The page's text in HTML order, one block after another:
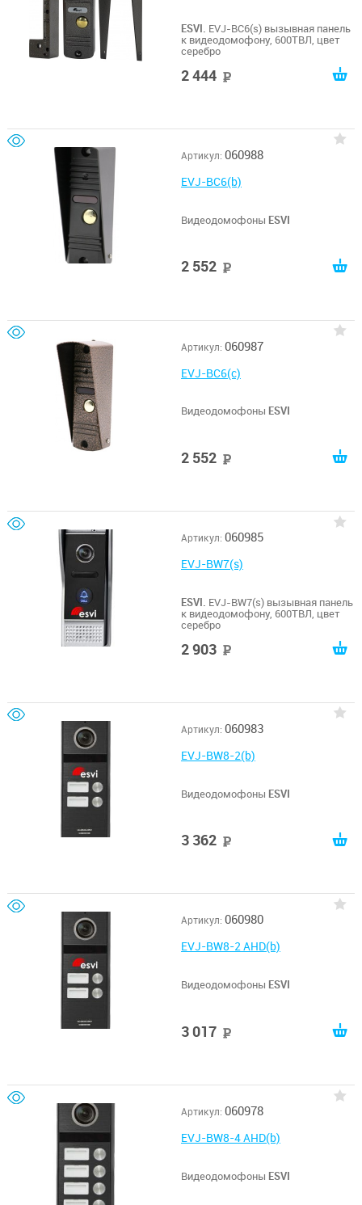
ESVI. EVJ-BC6(s) вызывная панель
к видеодомофону, 600ТВЛ, цвет
серебро
2 444
Артикул: 060988
EVJ-BC6(b)
Видеодомофоны ESVI
2 552
Артикул: 060987
EVJ-BC6(c)
Видеодомофоны ESVI
2 552
Артикул: 060985
EVJ-BW7(s)
ESVI. EVJ-BW7(s) вызывная панель
к видеодомофону, 600ТВЛ, цвет
серебро
2 903
Артикул: 060983
EVJ-BW8-2(b)
Видеодомофоны ESVI
3 362
Артикул: 060980
EVJ-BW8-2 AHD(b)
Видеодомофоны ESVI
3 017
Артикул: 060978
EVJ-BW8-4 AHD(b)
Видеодомофоны ESVI